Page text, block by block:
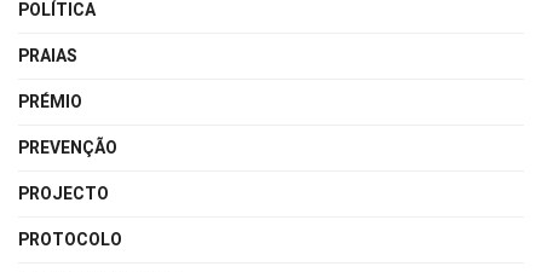
POLÍTICA
PRAIAS
PRÉMIO
PREVENÇÃO
PROJECTO
PROTOCOLO